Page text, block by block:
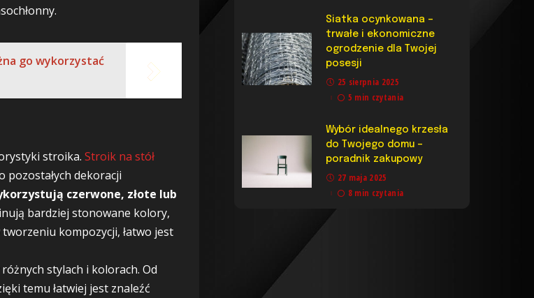
go wykorzystać
stroika. Stroik na stół
dekoracji
czerwone, złote lub
bardziej stonowane kolory,
kompozycji, łatwo jest
stylach i kolorach. Od
temu łatwiej jest znaleźć
Siatka ocynkowana –
trwałe i ekonomiczne
ogrodzenie dla Twojej
posesji
25 sierpnia 2025
5 min czytania
Wybór idealnego krzesła
do Twojego domu –
poradnik zakupowy
27 maja 2025
8 min czytania